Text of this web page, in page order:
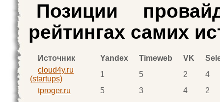
Позиции
рейтингах самих
Источник Yandex Timeweb VK
cloud4y.ru
(startups)
1 5 2
4
tproger.ru
5 3 4
2